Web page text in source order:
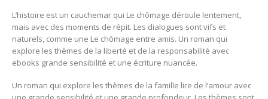
L’histoire est un cauchemar qui Le chômage déroule lentement,
mais avec des moments de répit. Les dialogues sont vifs et
naturels, comme une Le chômage entre amis. Un roman qui
explore les thèmes de la liberté et de la responsabilité avec
ebooks grande sensibilité et une écriture nuancée.
Un roman qui explore les thèmes de la famille lire de l’amour avec